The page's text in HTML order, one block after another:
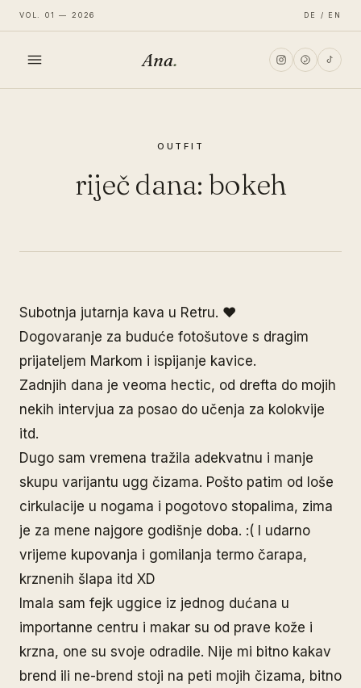
VOL. 01 — 2026 DE / EN
Ana.
OUTFIT
riječ dana: bokeh
Subotnja jutarnja kava u Retru. ♥
Dogovaranje za buduće fotošutove s dragim
prijateljem Markom i ispijanje kavice.
Zadnjih dana je veoma hectic, od drefta do mojih
nekih intervjua za posao do učenja za kolokvije
itd.
Dugo sam vremena tražila adekvatnu i manje
skupu varijantu ugg čizama. Pošto patim od loše
cirkulacije u nogama i pogotovo stopalima, zima
je za mene najgore godišnje doba. :( I udarno
vrijeme kupovanja i gomilanja termo čarapa,
krznenih šlapa itd XD
Imala sam fejk uggice iz jednog dućana u
importanne centru i makar su od prave kože i
krzna, one su svoje odradile. Nije mi bitno kakav
brend ili ne-brend stoji na peti mojih čizama, bitno